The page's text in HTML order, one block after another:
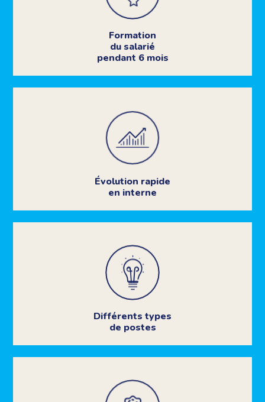
Formation
du salarié
pendant 6 mois
Évolution rapide
en interne
Différents types
de postes